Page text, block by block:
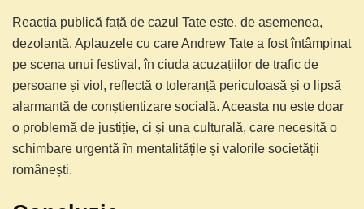
Reacția publică față de cazul Tate este, de asemenea,
dezolantă. Aplauzele cu care Andrew Tate a fost întâmpinat
pe scena unui festival, în ciuda acuzațiilor de trafic de
persoane și viol, reflectă o toleranță periculoasă și o lipsă
alarmantă de conștientizare socială. Aceasta nu este doar
o problemă de justiție, ci și una culturală, care necesită o
schimbare urgentă în mentalitățile și valorile societății
românești.